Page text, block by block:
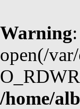
Warning
open(/
/home/